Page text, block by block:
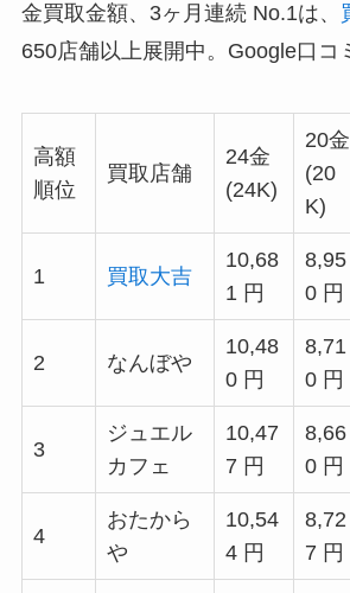
金買取金額、3ヶ月連続 No.1は、
650店舗以上展開中。Google口コ
高額
順位
買取店舗
24金
(24K)
20金
(20
K)
1 買取大吉
10,68
1 円
8,95
0 円
2 なんぼや
10,48
0 円
8,71
0 円
3
ジュエル
カフェ
10,47
7 円
8,66
0 円
4
おたから
や
10,54
4 円
8,72
7 円